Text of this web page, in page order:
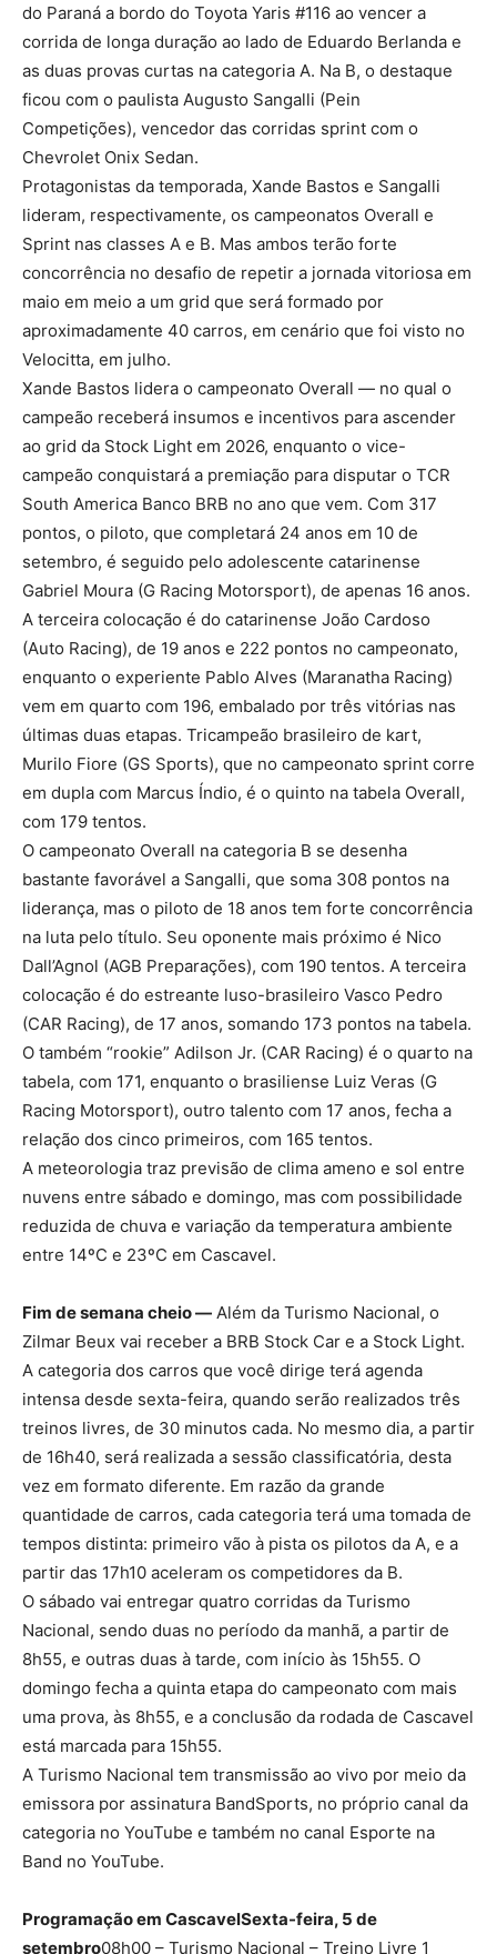
do Paraná a bordo do Toyota Yaris #116 ao vencer a
corrida de longa duração ao lado de Eduardo Berlanda e
as duas provas curtas na categoria A. Na B, o destaque
ficou com o paulista Augusto Sangalli (Pein
Competições), vencedor das corridas sprint com o
Chevrolet Onix Sedan.
Protagonistas da temporada, Xande Bastos e Sangalli
lideram, respectivamente, os campeonatos Overall e
Sprint nas classes A e B. Mas ambos terão forte
concorrência no desafio de repetir a jornada vitoriosa em
maio em meio a um grid que será formado por
aproximadamente 40 carros, em cenário que foi visto no
Velocitta, em julho.
Xande Bastos lidera o campeonato Overall — no qual o
campeão receberá insumos e incentivos para ascender
ao grid da Stock Light em 2026, enquanto o vice-
campeão conquistará a premiação para disputar o TCR
South America Banco BRB no ano que vem. Com 317
pontos, o piloto, que completará 24 anos em 10 de
setembro, é seguido pelo adolescente catarinense
Gabriel Moura (G Racing Motorsport), de apenas 16 anos.
A terceira colocação é do catarinense João Cardoso
(Auto Racing), de 19 anos e 222 pontos no campeonato,
enquanto o experiente Pablo Alves (Maranatha Racing)
vem em quarto com 196, embalado por três vitórias nas
últimas duas etapas. Tricampeão brasileiro de kart,
Murilo Fiore (GS Sports), que no campeonato sprint corre
em dupla com Marcus Índio, é o quinto na tabela Overall,
com 179 tentos.
O campeonato Overall na categoria B se desenha
bastante favorável a Sangalli, que soma 308 pontos na
liderança, mas o piloto de 18 anos tem forte concorrência
na luta pelo título. Seu oponente mais próximo é Nico
Dall’Agnol (AGB Preparações), com 190 tentos. A terceira
colocação é do estreante luso-brasileiro Vasco Pedro
(CAR Racing), de 17 anos, somando 173 pontos na tabela.
O também “rookie” Adilson Jr. (CAR Racing) é o quarto na
tabela, com 171, enquanto o brasiliense Luiz Veras (G
Racing Motorsport), outro talento com 17 anos, fecha a
relação dos cinco primeiros, com 165 tentos.
A meteorologia traz previsão de clima ameno e sol entre
nuvens entre sábado e domingo, mas com possibilidade
reduzida de chuva e variação da temperatura ambiente
entre 14ºC e 23ºC em Cascavel.
Fim de semana cheio — Além da Turismo Nacional, o
Zilmar Beux vai receber a BRB Stock Car e a Stock Light.
A categoria dos carros que você dirige terá agenda
intensa desde sexta-feira, quando serão realizados três
treinos livres, de 30 minutos cada. No mesmo dia, a partir
de 16h40, será realizada a sessão classificatória, desta
vez em formato diferente. Em razão da grande
quantidade de carros, cada categoria terá uma tomada de
tempos distinta: primeiro vão à pista os pilotos da A, e a
partir das 17h10 aceleram os competidores da B.
O sábado vai entregar quatro corridas da Turismo
Nacional, sendo duas no período da manhã, a partir de
8h55, e outras duas à tarde, com início às 15h55. O
domingo fecha a quinta etapa do campeonato com mais
uma prova, às 8h55, e a conclusão da rodada de Cascavel
está marcada para 15h55.
A Turismo Nacional tem transmissão ao vivo por meio da
emissora por assinatura BandSports, no próprio canal da
categoria no YouTube e também no canal Esporte na
Band no YouTube.
Programação em CascavelSexta-feira, 5 de
setembro08h00 – Turismo Nacional – Treino Livre 1